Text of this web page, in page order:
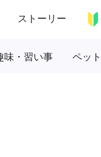
ストーリー
味・習い事 ペット